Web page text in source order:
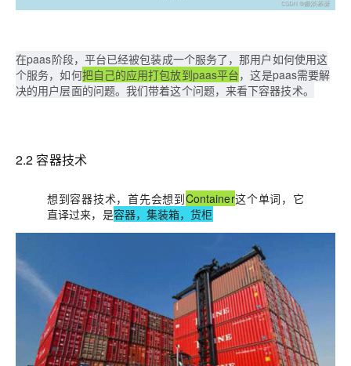
在paas阶段，平台已经被包装成一个服务了，那用户如何使用这
个服务，如何把自己的应用打包放到paas平台，这是paas需要解
决的用户层面的问题。我们带着这个问题，来看下容器技术。
2.2 容器技术
想到容器技术，首先会想到Container这个单词，它
直译过来，是容器，集装箱，货柜